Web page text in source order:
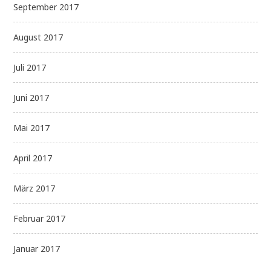
September 2017
August 2017
Juli 2017
Juni 2017
Mai 2017
April 2017
März 2017
Februar 2017
Januar 2017